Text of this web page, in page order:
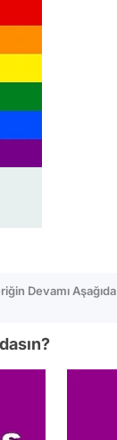
Devamı Aşağıda